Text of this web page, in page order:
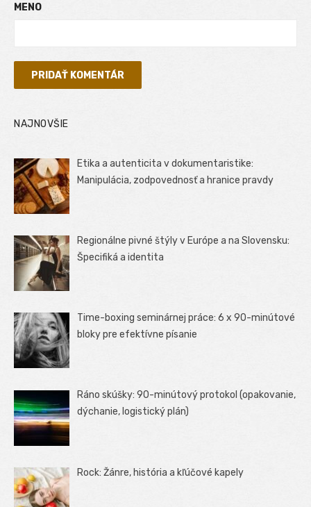
MENO
NAJNOVŠIE
Etika a autenticita v dokumentaristike:
Manipulácia, zodpovednosť a hranice pravdy
Regionálne pivné štýly v Európe a na Slovensku:
Špecifiká a identita
Time-boxing seminárnej práce: 6 x 90-minútové
bloky pre efektívne písanie
Ráno skúšky: 90-minútový protokol (opakovanie,
dýchanie, logistický plán)
Rock: Žánre, história a kľúčové kapely